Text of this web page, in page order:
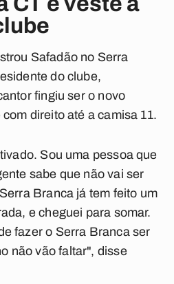
Safadão no Serra
do clube,
fingiu ser o novo
direito até a camisa 11.
Sou uma pessoa que
sabe que não vai ser
Branca já tem feito um
e cheguei para somar.
fazer o Serra Branca ser
não vão faltar", disse